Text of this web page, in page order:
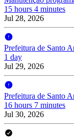
15 hours 4 minutes
Jul 28, 2026
Prefeitura de Santo
1 day
Jul 29, 2026
Prefeitura de Santo
16 hours 7 minutes
Jul 30, 2026